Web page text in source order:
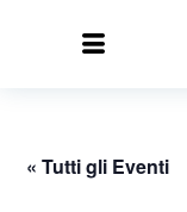
« Tutti gli Eventi